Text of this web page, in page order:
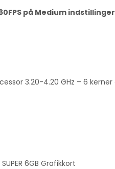
på Medium
3.20-4.20 GHz – 6 kerner
6GB Grafikkort